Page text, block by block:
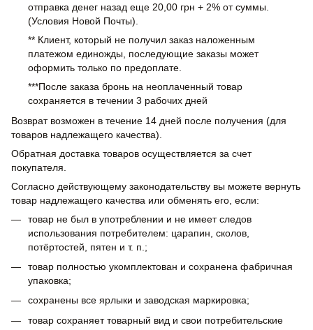
отправка денег назад еще 20,00 грн + 2% от суммы.
(Условия Новой Почты).
** Клиент, который не получил заказ наложенным
платежом единожды, последующие заказы может
оформить только по предоплате.
***После заказа бронь на неоплаченный товар
сохраняется в течении 3 рабочих дней
Возврат возможен в течение 14 дней после получения (для
товаров надлежащего качества).
Обратная доставка товаров осуществляется за счет
покупателя.
Согласно действующему законодательству вы можете вернуть
товар надлежащего качества или обменять его, если:
товар не был в употреблении и не имеет следов
использования потребителем: царапин, сколов,
потёртостей, пятен и т. п.;
товар полностью укомплектован и сохранена фабричная
упаковка;
сохранены все ярлыки и заводская маркировка;
товар сохраняет товарный вид и свои потребительские